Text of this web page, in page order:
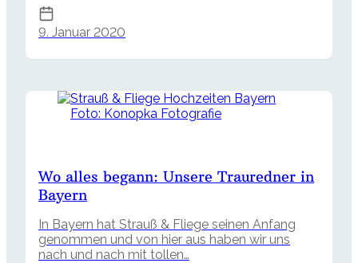
9. Januar 2020
Foto: Konopka Fotografie
Wo alles begann: Unsere Trauredner in
Bayern
In Bayern hat Strauß & Fliege seinen Anfang
genommen und von hier aus haben wir uns
nach und nach mit tollen…